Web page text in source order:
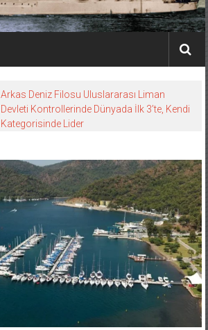
Arkas Deniz Filosu Uluslararası Liman
Devleti Kontrollerinde Dünyada İlk 3’te, Kendi
Kategorisinde Lider